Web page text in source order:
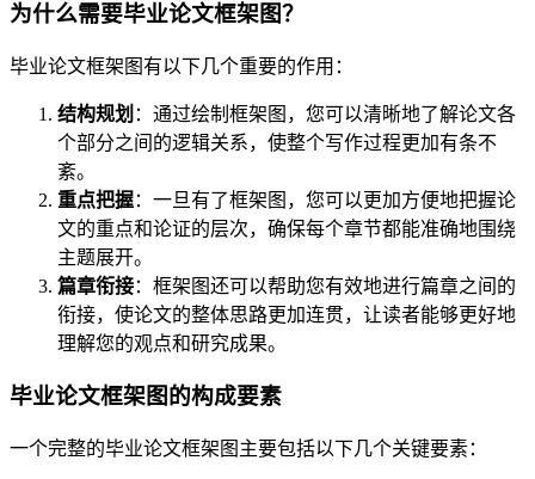
为什么需要毕业论文框架图？
毕业论文框架图有以下几个重要的作用：
结构规划 ：通过绘制框架图，您可以清晰地了解论文各
个部分之间的逻辑关系，使整个写作过程更加有条不
紊。
重点把握：一旦有了框架图，您可以更加方便地把握论
文的重点和论证的层次，确保每个章节都能准确地围绕
主题展开。
篇章衔接：框架图还可以帮助您有效地进行篇章之间的
衔接，使论文的整体思路更加连贯，让读者能够更好地
理解您的观点和研究成果。
毕业论文框架图的构成要素
一个完整的毕业论文框架图主要包括以下几个关键要素：